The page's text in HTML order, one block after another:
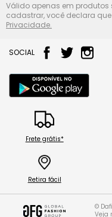
Válido apenas em produtos
cadastrar, você declara
Privacidade.
SOCIAL
Frete grátis*
Retira fácil
©
Veja